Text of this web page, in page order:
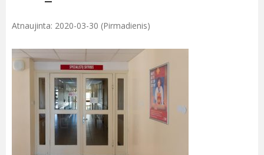
Atnaujinta: 2020-03-30 (Pirmadienis)